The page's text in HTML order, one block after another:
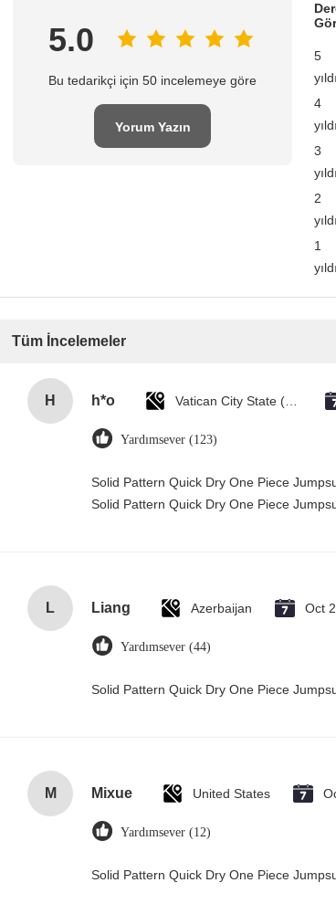
5.0
Bu tedarikçi için 50 incelemeye göre
Yorum Yazın
5
4
3
2
1
Tüm İncelemeler
H h*o
Yardımsever (123)
Solid Pattern Quick Dry One Piece
Solid Pattern Quick Dry One Piece
L Liang Azerbaijan Oct
Yardımsever (44)
Solid Pattern Quick Dry One Piece
M Mixue United States
Yardımsever (12)
Solid Pattern Quick Dry One Piece